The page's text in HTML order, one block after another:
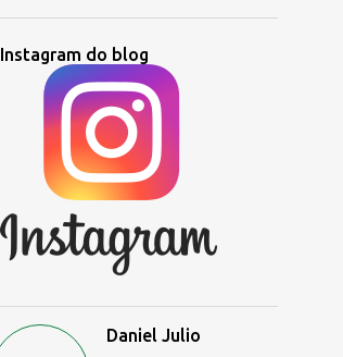
Instagram do blog
Daniel Julio